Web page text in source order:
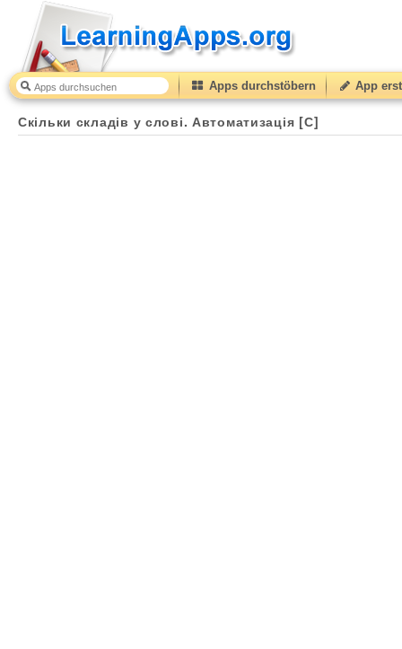
Apps durchstöbern App
Скільки складів у слові. Автоматизація [С]